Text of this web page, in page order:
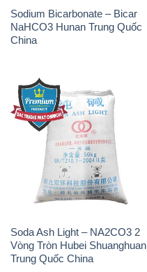
Sodium Bicarbonate – Bicar
NaHCO3 Hunan Trung Quốc
China
Soda Ash Light – NA2CO3 2
Vòng Tròn Hubei Shuanghuan
Trung Quốc China